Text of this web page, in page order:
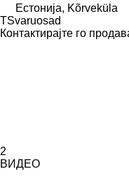
Естонија, Kõrveküla
TSvaruosad
Контактирајте го
2
ВИДЕО